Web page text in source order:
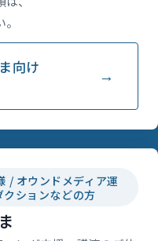
向け
/ オウンドメディア運
ションなどの方